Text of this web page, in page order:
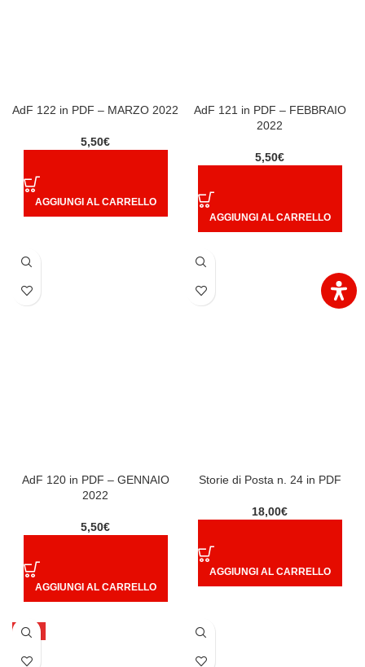
AdF 122 in PDF – MARZO 2022
5,50€
AGGIUNGI AL CARRELLO
AdF 121 in PDF – FEBBRAIO
2022
5,50€
AGGIUNGI AL CARRELLO
AdF 120 in PDF – GENNAIO
2022
5,50€
AGGIUNGI AL CARRELLO
Storie di Posta n. 24 in PDF
18,00€
AGGIUNGI AL CARRELLO
HOT